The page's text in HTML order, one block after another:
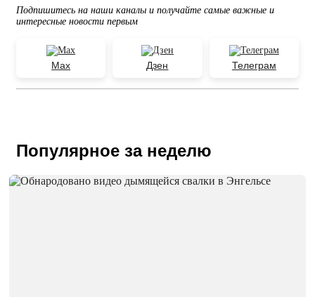
Подпишитесь на наши каналы и получайте самые важные и
интересные новости первым
Max Дзен Телеграм
Популярное за неделю